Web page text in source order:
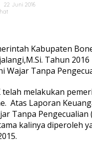
m
i
o
22 Juni 2016
Kabupaten
Tahun
Wajar Tanpa
telah melakukan
Atas Laporan
Tanpa
kalinya diperoleh